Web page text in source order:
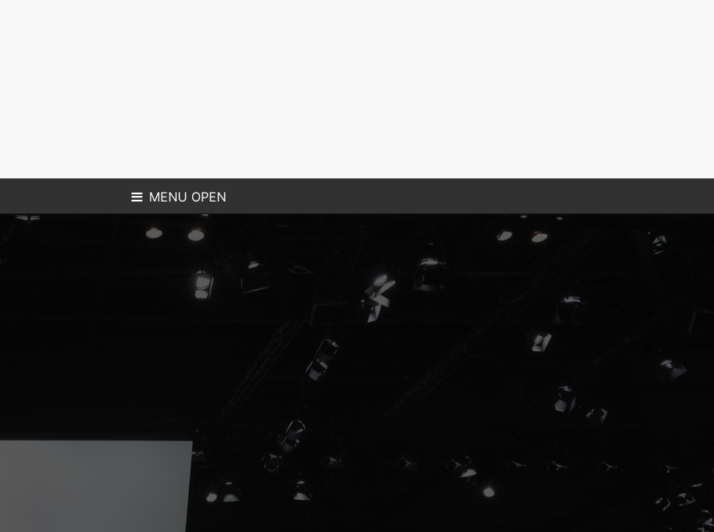
MENU OPEN